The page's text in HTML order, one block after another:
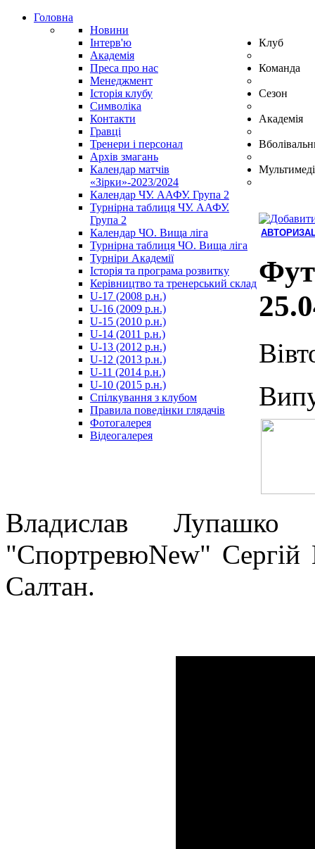
Головна
Новини
Інтерв'ю
Академія
Преса про нас
Клуб
Менеджмент
Історія клубу
Символіка
Контакти
Команда
Гравці
Тренери і персонал
Архів змагань
Сезон
Календар матчів
«Зірки»-2023/2024
Календар ЧУ. ААФУ. Група 2
Турнірна таблиця ЧУ. ААФУ.
Група 2
Календар ЧО. Вища ліга
Турнірна таблиця ЧО. Вища ліга
Академія
Турніри Академії
Історія та програма розвитку
Керівництво та тренерський склад
U-17 (2008 р.н.)
U-16 (2009 р.н.)
U-15 (2010 р.н.)
U-14 (2011 р.н.)
U-13 (2012 р.н.)
U-12 (2013 р.н.)
U-11 (2014 р.н.)
U-10 (2015 р.н.)
Спілкування з клубом
Правила поведінки глядачів
Фотогалерея
Відеогалерея
Владислав Лупашко
"СпортревюNew"
Салтан.